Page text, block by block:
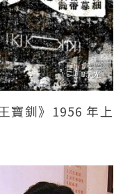
寶釧》1956 年上